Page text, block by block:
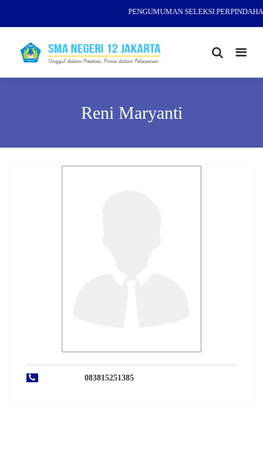
PENGUMUMAN SELEKSI
Reni Maryanti
083815251385